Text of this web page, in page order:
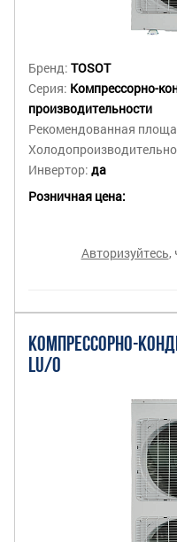
Бренд: TOSOT
Серия: Компрессорно-
производительности
Рекомендованная
Инвертор: да
Розничная цена:
Авторизуйтесь,
КОМПРЕССОРНО-
LU/O